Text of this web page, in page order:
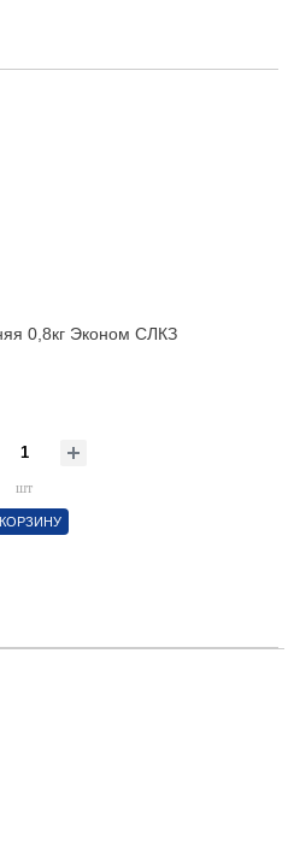
0,8кг Эконом СЛКЗ
шт